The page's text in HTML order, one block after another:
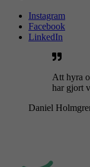
Instagram
Facebook
LinkedIn
Att hyra
har gjort
Daniel